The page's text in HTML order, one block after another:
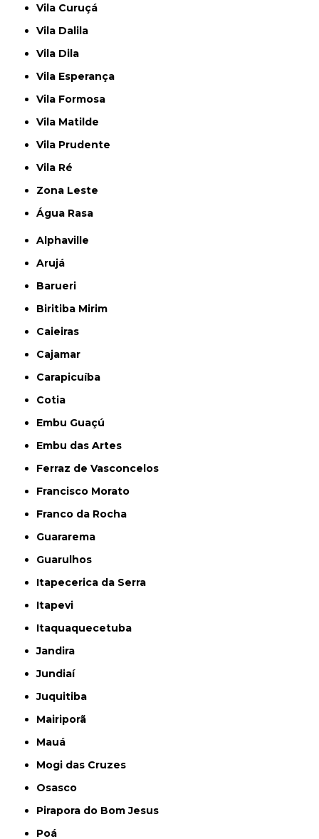
Vila Curuçá
Vila Dalila
Vila Dila
Vila Esperança
Vila Formosa
Vila Matilde
Vila Prudente
Vila Ré
Zona Leste
Água Rasa
Alphaville
Arujá
Barueri
Biritiba Mirim
Caieiras
Cajamar
Carapicuíba
Cotia
Embu Guaçú
Embu das Artes
Ferraz de Vasconcelos
Francisco Morato
Franco da Rocha
Guararema
Guarulhos
Itapecerica da Serra
Itapevi
Itaquaquecetuba
Jandira
Jundiaí
Juquitiba
Mairiporã
Mauá
Mogi das Cruzes
Osasco
Pirapora do Bom Jesus
Poá